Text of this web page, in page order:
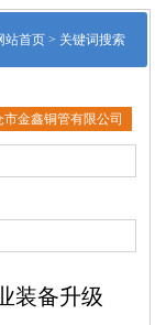
站首页> 关键词搜索
市金鑫铜管有限公司
装备升级